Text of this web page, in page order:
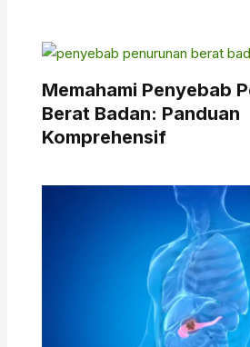
Memahami Penyebab
Berat Badan: Panduan
Komprehensif